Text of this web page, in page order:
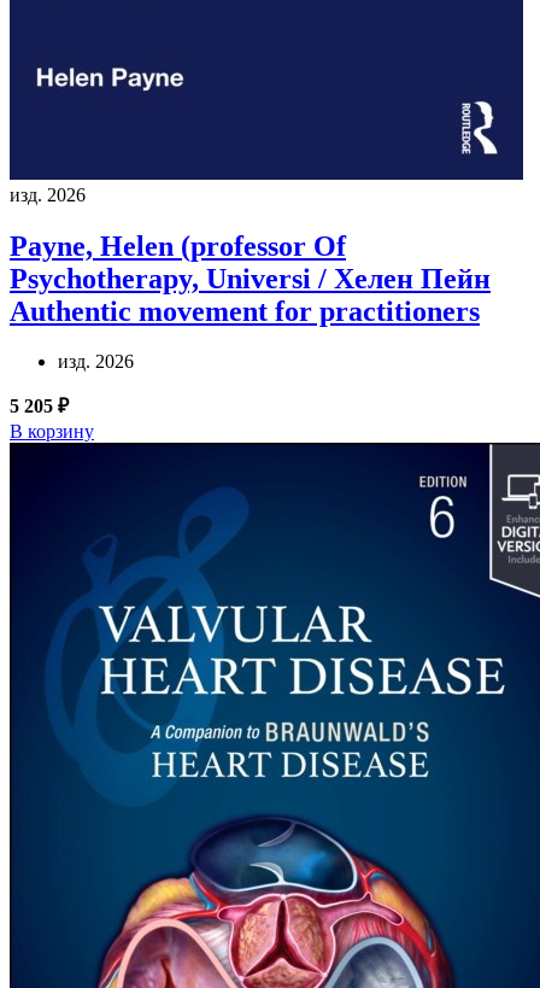
изд. 2026
Payne, Helen (professor Of
Psychotherapy, Universi / Хелен Пейн
Authentic movement for practitioners
изд. 2026
5 205 ₽
В корзину